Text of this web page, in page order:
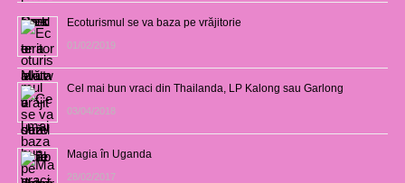
Ecoturismul se va baza pe vrăjitorie
01/02/2019
Cel mai bun vraci din Thailanda, LP Kalong sau Garlong
03/04/2018
Magia în Uganda
28/02/2017